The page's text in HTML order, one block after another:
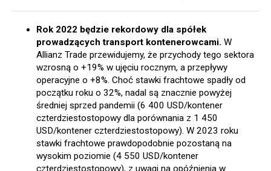
Rok 2022 będzie rekordowy dla spółek
prowadzących transport kontenerowcami. W
Allianz Trade przewidujemy, że przychody tego sektora
wzrosną o +19% w ujęciu rocznym, a przepływy
operacyjne o +8%. Choć stawki frachtowe spadły od
początku roku o 32%, nadal są znacznie powyżej
średniej sprzed pandemii (6 400 USD/kontener
czterdziestostopowy dla porównania z 1 450
USD/kontener czterdziestostopowy). W 2023 roku
stawki frachtowe prawdopodobnie pozostaną na
wysokim poziomie (4 550 USD/kontener
czterdziestostopowy), z uwagi na opóźnienia w